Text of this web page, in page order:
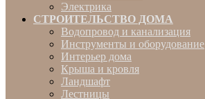
Электрика
СТРОИТЕЛЬСТВО ДОМА
Водопровод и канализация
Инструменты и оборудование
Интерьер дома
Крыша и кровля
Ландшафт
Лестницы